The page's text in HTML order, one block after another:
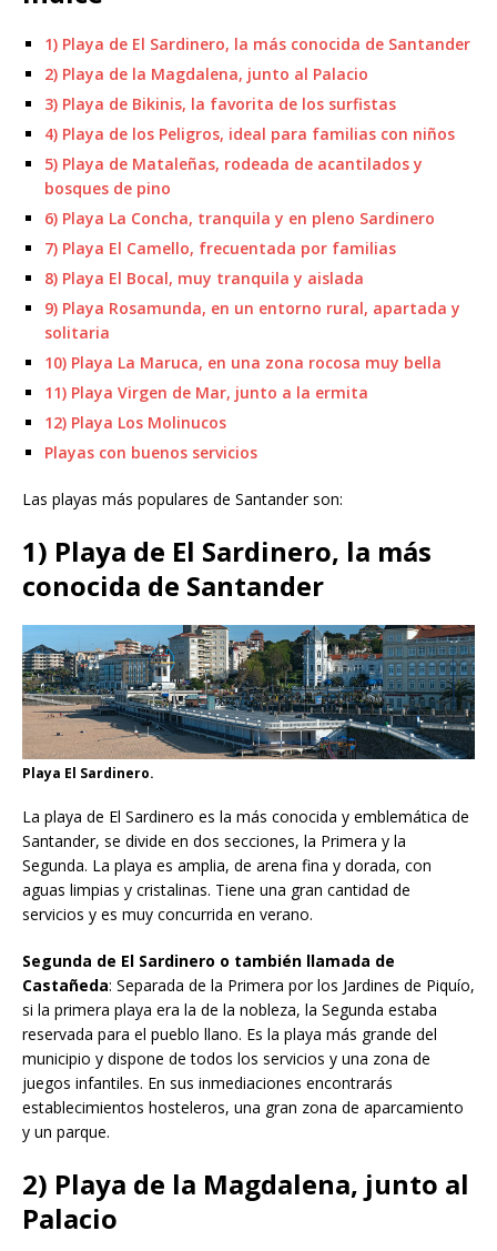
1) Playa de El Sardinero, la más conocida de Santander
2) Playa de la Magdalena, junto al Palacio
3) Playa de Bikinis, la favorita de los surfistas
4) Playa de los Peligros, ideal para familias con niños
5) Playa de Mataleñas, rodeada de acantilados y
bosques de pino
6) Playa La Concha, tranquila y en pleno Sardinero
7) Playa El Camello, frecuentada por familias
8) Playa El Bocal, muy tranquila y aislada
9) Playa Rosamunda, en un entorno rural, apartada y
solitaria
10) Playa La Maruca, en una zona rocosa muy bella
11) Playa Virgen de Mar, junto a la ermita
12) Playa Los Molinucos
Playas con buenos servicios
Las playas más populares de Santander son:
1) Playa de El Sardinero, la más
conocida de Santander
Playa El Sardinero.
La playa de El Sardinero es la más conocida y emblemática de
Santander, se divide en dos secciones, la Primera y la
Segunda. La playa es amplia, de arena fina y dorada, con
aguas limpias y cristalinas. Tiene una gran cantidad de
servicios y es muy concurrida en verano.
Segunda de El Sardinero o también llamada de
Castañeda: Separada de la Primera por los Jardines de Piquío,
si la primera playa era la de la nobleza, la Segunda estaba
reservada para el pueblo llano. Es la playa más grande del
municipio y dispone de todos los servicios y una zona de
juegos infantiles. En sus inmediaciones encontrarás
establecimientos hosteleros, una gran zona de aparcamiento
y un parque.
2) Playa de la Magdalena, junto al
Palacio